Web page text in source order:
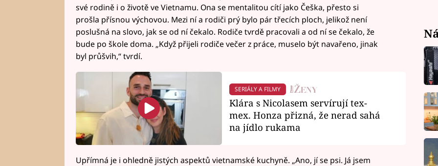
své rodině i o životě ve Vietnamu. Ona se mentalitou cítí jako Češka, přesto si
prošla přísnou výchovou. Mezi ní a rodiči prý bylo pár třecích ploch, jelikož není
poslušná na slovo, jak se od ní čekalo. Rodiče tvrdě pracovali a od ní se čekalo, že
bude po škole doma. „Když přijeli rodiče večer z práce, muselo být navařeno, jinak
byl průšvih,“ tvrdí.
SERIÁLY A FILMY
Klára s Nicolasem servírují tex-
mex. Honza přizná, že nerad sahá
na jídlo rukama
Upřímná je i ohledně jistých aspektů vietnamské kuchyně. „Ano, jí se psi. Já jsem